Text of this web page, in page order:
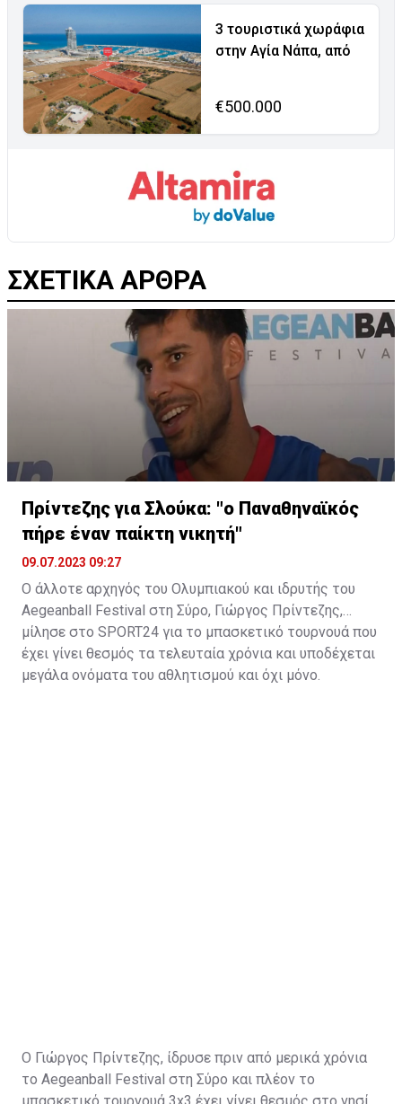
3 τουριστικά χωράφια
στην Αγία Νάπα, από
€500.000
ΣΧΕΤΙΚΑ ΑΡΘΡΑ
Πρίντεζης για Σλούκα: "ο Παναθηναϊκός
πήρε έναν παίκτη νικητή"
09.07.2023 09:27
Ο άλλοτε αρχηγός του Ολυμπιακού και ιδρυτής του
Aegeanball Festival στη Σύρο, Γιώργος Πρίντεζης,
μίλησε στο SPORT24 για το μπασκετικό τουρνουά που
έχει γίνει θεσμός τα τελευταία χρόνια και υποδέχεται
μεγάλα ονόματα του αθλητισμού και όχι μόνο.
Ο Γιώργος Πρίντεζης, ίδρυσε πριν από μερικά χρόνια
το Aegeanball Festival στη Σύρο και πλέον το